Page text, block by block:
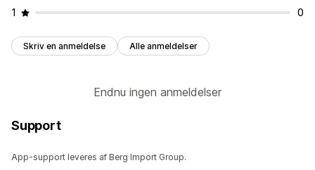
1
0
Skriv en anmeldelse Alle anmeldelser
Endnu ingen anmeldelser
Support
App-support leveres af Berg Import Group.